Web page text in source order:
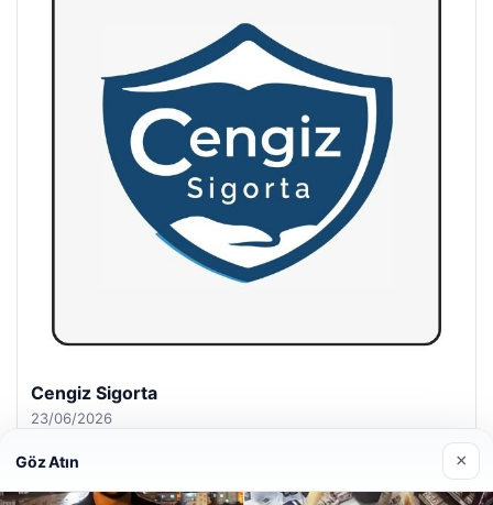
Hastaş Beton
26/05/2026
Göz Atın ×